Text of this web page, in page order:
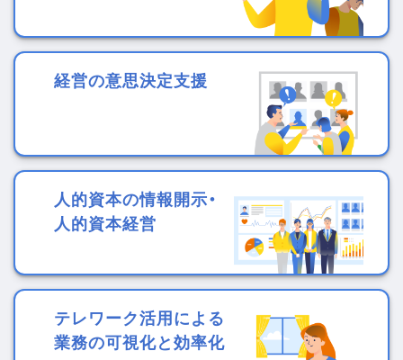
経営の意思決定支援
人的資本の情報開示・
人的資本経営
テレワーク活用による
業務の可視化と効率化